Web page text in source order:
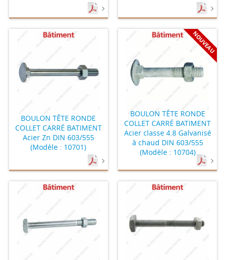
BOULON TÊTE RONDE
COLLET CARRÉ BATIMENT
Acier Zn DIN 603/555
(Modèle : 10701)
NOUVEAU
BOULON TÊTE RONDE
COLLET CARRÉ BATIMENT
Acier classe 4.8 Galvanisé
à chaud DIN 603/555
(Modèle : 10704)